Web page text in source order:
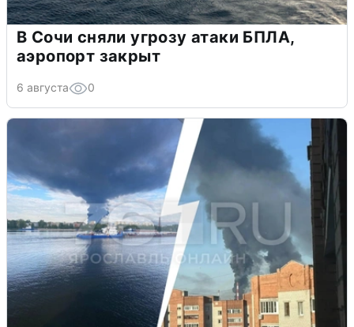
В Сочи сняли угрозу атаки БПЛА,
аэропорт закрыт
6 августа 0